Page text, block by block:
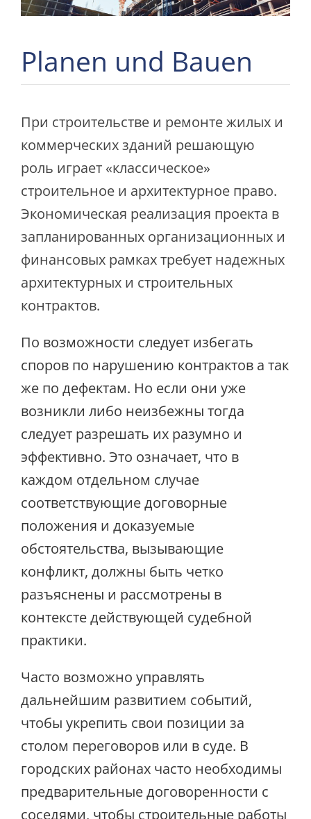
Planen und Bauen
При строительстве и ремонте жилых и
коммерческих зданий решающую
роль играет «классическое»
строительное и архитектурное право.
Экономическая реализация проекта в
запланированных организационных и
финансовых рамках требует надежных
архитектурных и строительных
контрактов.
По возможности следует избегать
споров по нарушению контрактов а так
же по дефектам. Но если они уже
возникли либо неизбежны тогда
следует разрешать их разумно и
эффективно. Это означает, что в
каждом отдельном случае
соответствующие договорные
положения и доказуемые
обстоятельства, вызывающие
конфликт, должны быть четко
разъяснены и рассмотрены в
контексте действующей судебной
практики.
Часто возможно управлять
дальнейшим развитием событий,
чтобы укрепить свои позиции за
столом переговоров или в суде. В
городских районах часто необходимы
предварительные договоренности с
соседями, чтобы строительные работы